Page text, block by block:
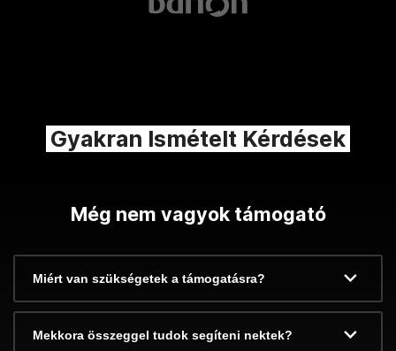
Gyakran Ismételt Kérdések
Még nem vagyok támogató
Miért van szükségetek a támogatásra?
Mekkora összeggel tudok segíteni nektek?